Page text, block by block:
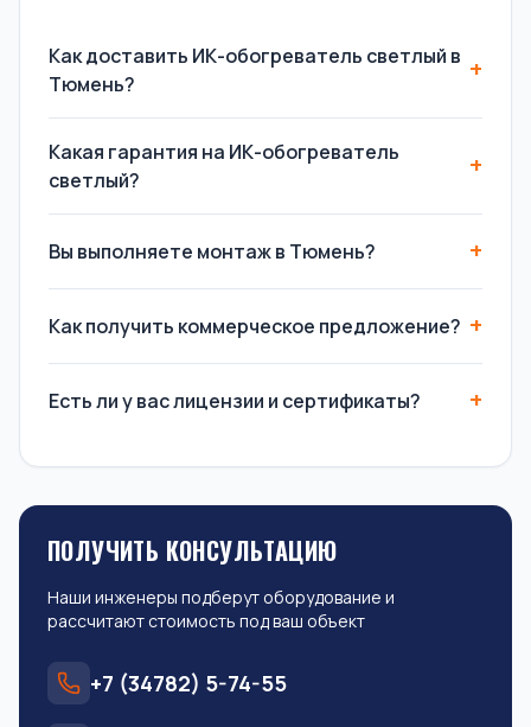
Как доставить ИК-обогреватель светлый в
Тюмень?
Какая гарантия на ИК-обогреватель
светлый?
Вы выполняете монтаж в Тюмень?
Как получить коммерческое предложение?
Есть ли у вас лицензии и сертификаты?
ПОЛУЧИТЬ КОНСУЛЬТАЦИЮ
Наши инженеры подберут оборудование и
рассчитают стоимость под ваш объект
+7 (34782) 5-74-55